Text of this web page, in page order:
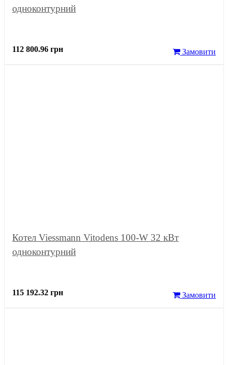
одноконтурний
112 800.96 грн Замовити
Котел Viessmann Vitodens 100-W 32 кВт
одноконтурний
115 192.32 грн Замовити